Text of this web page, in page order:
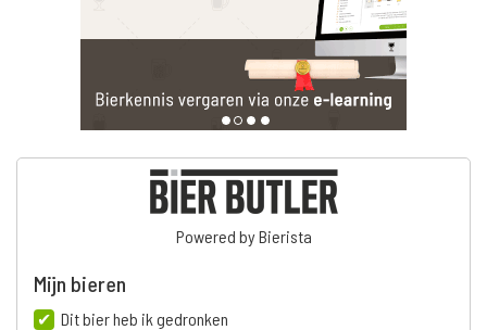
Powered by Bierista
Mijn bieren
Dit bier heb ik gedronken